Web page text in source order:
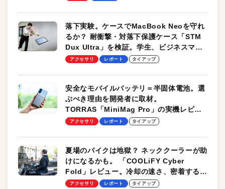
落下実験。ケースでMacBook Neoを守れ
るか？ 耐衝撃・対落下保護ケース「STM
Dux Ultra」を検証。学生、ビジネスマン
のモバイルユースに最適！
アクセサリ レポート タイアップ
安全なモバイルバッテリ＝半固体電池。選
ぶべき理由を開発者に取材。
TORRAS「MiniMag Pro」の実機レビュ
ーも
アクセサリ レポート タイアップ
夏場のバイクは地獄？ ネッククーラーが助
けになるかも。 「COOLiFY Cyber
Fold」レビュー。冷却の速さ、密着する冷
却プレート、シンプルな操作性がグッド！
アクセサリ レポート タイアップ